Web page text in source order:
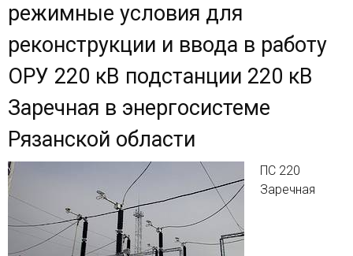
режимные условия для
реконструкции и ввода в работу
ОРУ 220 кВ подстанции 220 кВ
Заречная в энергосистеме
Рязанской области
ПС 220
Заречная